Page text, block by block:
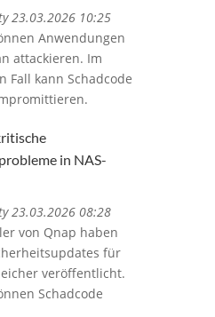
23.03.2026 10:25
Anwendungen
attackieren. Im
Fall kann Schadcode
in NAS-
23.03.2026 08:28
von Qnap haben
für
veröffentlicht.
Schadcode